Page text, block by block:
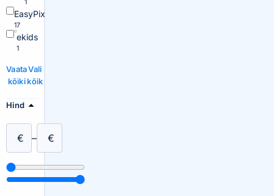
1
EasyPix
17
ekids
1
Vaata
kõiki
Vali
kõik
Hind
€ – €